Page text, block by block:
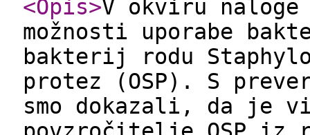
<Opis>V okviru
možnosti uporabe
bakterij rodu
protez (OSP). S
smo dokazali, da je